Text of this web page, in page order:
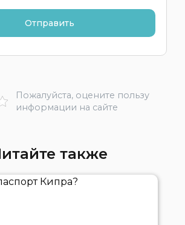
Пожалуйста, оцените пользу
информации на сайте
также